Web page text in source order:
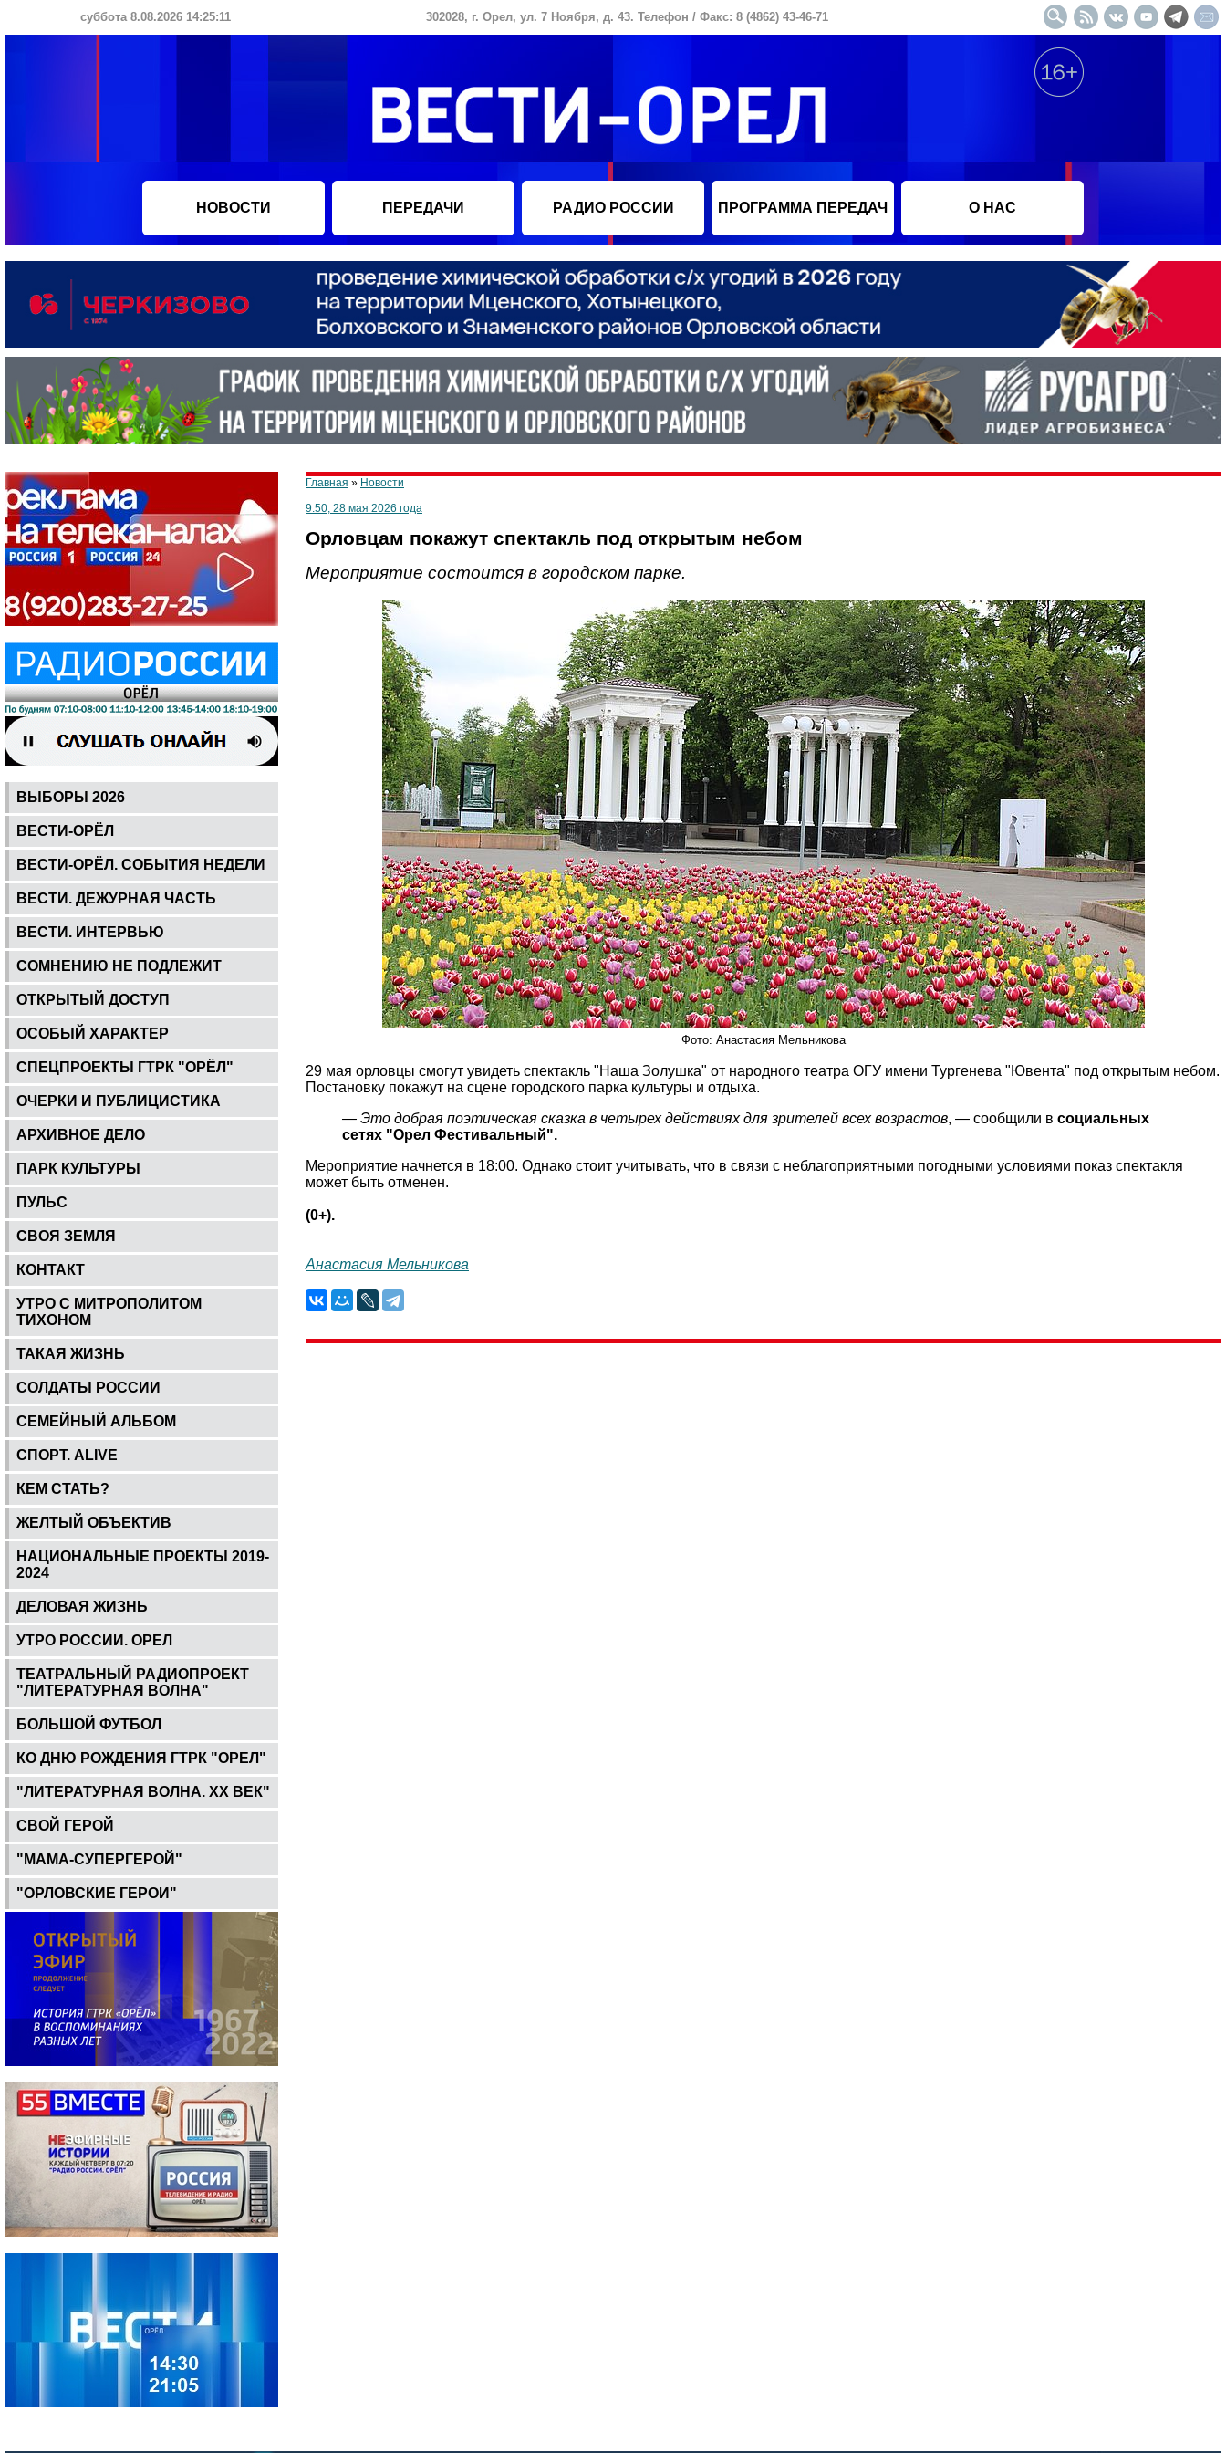
суббота 8.08.2026 14:25:12 302028, г. Орел, ул. 7 Ноября, д. 43. Телефон / Факс: 8 (4862) 43-46-71
НОВОСТИ ПЕРЕДАЧИ РАДИО РОССИИ ПРОГРАММА ПЕРЕДАЧ О НАС
ВЫБОРЫ 2026
ВЕСТИ-ОРЁЛ
ВЕСТИ-ОРЁЛ. СОБЫТИЯ НЕДЕЛИ
ВЕСТИ. ДЕЖУРНАЯ ЧАСТЬ
ВЕСТИ. ИНТЕРВЬЮ
СОМНЕНИЮ НЕ ПОДЛЕЖИТ
ОТКРЫТЫЙ ДОСТУП
ОСОБЫЙ ХАРАКТЕР
СПЕЦПРОЕКТЫ ГТРК "ОРЁЛ"
ОЧЕРКИ И ПУБЛИЦИСТИКА
АРХИВНОЕ ДЕЛО
ПАРК КУЛЬТУРЫ
ПУЛЬС
СВОЯ ЗЕМЛЯ
КОНТАКТ
УТРО С МИТРОПОЛИТОМ
ТИХОНОМ
ТАКАЯ ЖИЗНЬ
СОЛДАТЫ РОССИИ
СЕМЕЙНЫЙ АЛЬБОМ
СПОРТ. ALIVE
КЕМ СТАТЬ?
ЖЕЛТЫЙ ОБЪЕКТИВ
НАЦИОНАЛЬНЫЕ ПРОЕКТЫ 2019-
2024
ДЕЛОВАЯ ЖИЗНЬ
УТРО РОССИИ. ОРЕЛ
ТЕАТРАЛЬНЫЙ РАДИОПРОЕКТ
"ЛИТЕРАТУРНАЯ ВОЛНА"
БОЛЬШОЙ ФУТБОЛ
КО ДНЮ РОЖДЕНИЯ ГТРК "ОРЕЛ"
"ЛИТЕРАТУРНАЯ ВОЛНА. ХХ ВЕК"
СВОЙ ГЕРОЙ
"МАМА-СУПЕРГЕРОЙ"
"ОРЛОВСКИЕ ГЕРОИ"
Главная » Новости
9:50, 28 мая 2026 года
Орловцам покажут спектакль под открытым небом
Мероприятие состоится в городском парке.
Фото: Анастасия Мельникова
29 мая орловцы смогут увидеть спектакль "Наша Золушка" от народного театра ОГУ имени Тургенева "Ювента" под открытым небом.
Постановку покажут на сцене городского парка культуры и отдыха.
— Это добрая поэтическая сказка в четырех действиях для зрителей всех возрастов, — сообщили в социальных
сетях "Орел Фестивальный".
Мероприятие начнется в 18:00. Однако стоит учитывать, что в связи с неблагоприятными погодными условиями показ спектакля
может быть отменен.
(0+).
Анастасия Мельникова